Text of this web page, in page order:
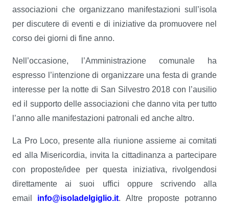
associazioni che organizzano manifestazioni sull’isola
per discutere di eventi e di iniziative da promuovere nel
corso dei giorni di fine anno.
Nell’occasione, l’Amministrazione comunale ha
espresso l’intenzione di organizzare una festa di grande
interesse per la notte di San Silvestro 2018 con l’ausilio
ed il supporto delle associazioni che danno vita per tutto
l’anno alle manifestazioni patronali ed anche altro.
La Pro Loco, presente alla riunione assieme ai comitati
ed alla Misericordia, invita la cittadinanza a partecipare
con proposte/idee per questa iniziativa, rivolgendosi
direttamente ai suoi uffici oppure scrivendo alla
email info@isoladelgiglio.it. Altre proposte potranno